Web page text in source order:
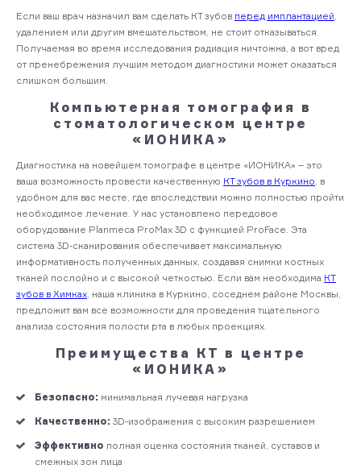
Если ваш врач назначил вам сделать КТ зубов перед имплантацией
удалением или другим вмешательством, не стоит отказываться.
Получаемая во время исследования радиация ничтожна, а вот вред
от пренебрежения лучшим методом диагностики может оказаться
слишком большим.
Компьютерная томография в
стоматологическом центре
«ИОНИКА»
Диагностика на новейшем томографе в центре «ИОНИКА» – это
ваша возможность провести качественную КТ зубов в Куркино , в
удобном для вас месте, где впоследствии можно полностью пройти
необходимое лечение. У нас установлено передовое
оборудование Planmeca ProMax 3D с функцией ProFace. Эта
система 3D-сканирования обеспечивает максимальную
информативность полученных данных, создавая снимки костных
тканей послойно и с высокой четкостью. Если вам необходима КТ
зубов в Химках , наша клиника в Куркино, соседнем районе Москвы,
предложит вам все возможности для проведения тщательного
анализа состояния полости рта в любых проекциях.
Преимущества КТ в центре
«ИОНИКА»
Безопасно: минимальная лучевая нагрузка
Качественно: 3D-изображения с высоким разрешением
Эффективно полная оценка состояния тканей, суставов и
смежных зон лица